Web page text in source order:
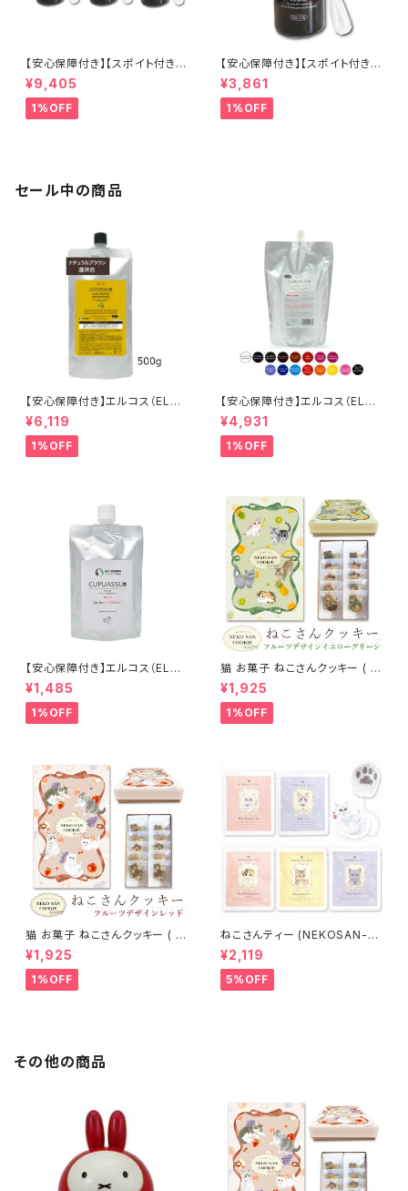
【安心保障付き】【スポイト付き】
エルコス（ELLCOS） ペリセー
ル 60ml 3個セット 美容液 原液
スキンケア ペリセア 高濃度 ダ
メージケア ダメージ補修 ヘアケ
¥9,405
1%OFF
【安心保障付き】【スポイト付き】
エルコス（ELLCOS） ペリセー
ル 60ml 美容液 原液 スキンケ
ア ペリセア 高濃度 ダメージ補
修 ヘアケア シャンプー トリート
¥3,861
1%OFF
セール中の商品
【安心保障付き】エルコス（ELLC
OS） 2色から選べる キュプアス
カラーバター コンク （濃縮タイ
プ） 500g 業務用 サロン用 トリ
ートメントカラー カラー剤 トリ
¥6,119
1%OFF
【安心保障付き】エルコス（ELLC
OS） キュプアスカラーバター 7
00g 【16色から選べる】 トリー
トメントカラー カラー剤 トリート
メント 白髪染め ヘアカラー 低
代理店 送料無料
¥4,931
1%OFF
【安心保障付き】エルコス（ELLC
OS） キュプアス プラスワンクリ
ーム 200g アルカリクリーム ヘ
アカラーサポート ヘアケア シャ
ンプー トリートメント カラーバタ
¥1,485
1%OFF
猫 お菓子 ねこさんクッキー ( 1
0枚入 ) フルーツデザインVer
イエローグリーン
¥1,925
1%OFF
猫 お菓子 ねこさんクッキー ( 1
0枚入 ) フルーツデザインVer
レッド
¥1,925
1%OFF
ねこさんティー (NEKOSAN-T
EA) ペルシャ (青いジャスミンテ
ィー) & ブリティッシュショートヘ
ア (アールグレイ) & ベンガル
(ダージリン) & ラグドール (アッ
¥2,119
5%OFF
その他の商品